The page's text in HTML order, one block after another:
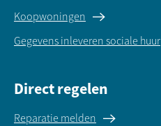
Koopwoningen
Gegevens inleveren sociale huur
Direct regelen
Reparatie melden